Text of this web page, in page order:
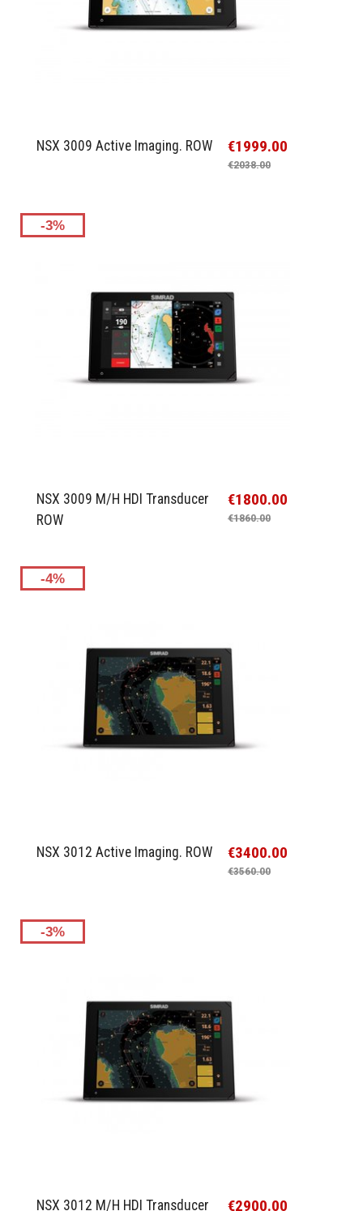
NSX 3009 Active Imaging. ROW €1999.00
€2038.00
-3%
NSX 3009 M/H HDI Transducer
ROW
€1800.00
€1860.00
-4%
NSX 3012 Active Imaging. ROW €3400.00
€3560.00
-3%
NSX 3012 M/H HDI Transducer €2900.00